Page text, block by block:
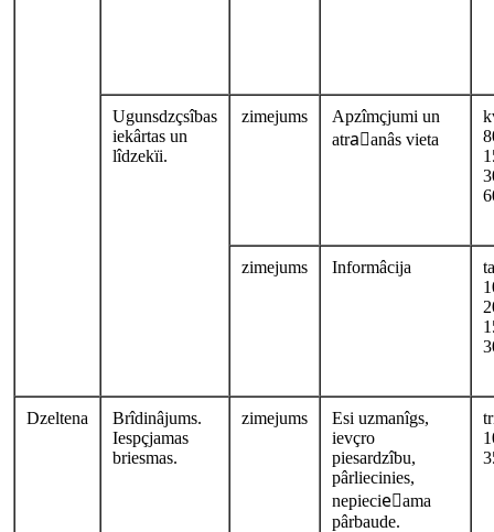
Ugunsdzçsîbas
iekârtas un
lîdzekïi.
zimejums
Apzîmçjumi un
atraًanâs vieta
zimejums Informâcija
Dzeltena
Brîdinâjums.
Iespçjamas
briesmas.
zimejums
Esi uzmanîgs,
ievçro
piesardzîbu,
pârliecinies,
nepiecieًama
pârbaude.